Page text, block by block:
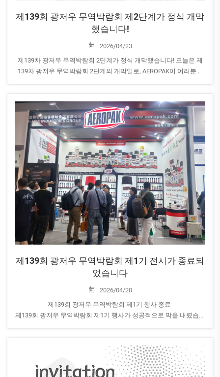
제139회 광저우 무역박람회 제2단계가 정식 개막
했습니다!
2026/04/23
제139차 광저우 무역박람회 2단계가 정식 개막했습니다! 오늘은 제
139차 광저우 무역박람회 2단계의 개막일로, AEROPAK이 여러분을
제139회 광저우 무역박람회 제1기 전시가 종료되
었습니다
2026/04/20
제139회 광저우 무역박람회 제1기 행사 종료
제139회 광저우 무역박람회 제1기 행사가 성공적으로 막을 내렸습니